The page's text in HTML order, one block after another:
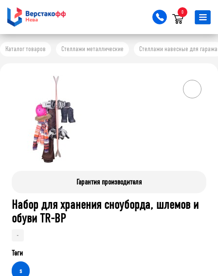
0
Каталог товаров Стеллажи металлические Стеллажи навесные для гаража
Гарантия производителя
Набор для хранения сноуборда, шлемов и
обуви TR-BP
-
Теги
s